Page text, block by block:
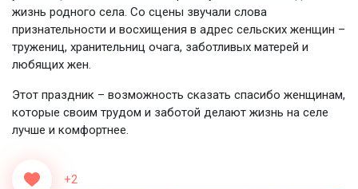
жизнь родного села. Со сцены звучали слова
признательности и восхищения в адрес сельских женщин –
тружениц, хранительниц очага, заботливых матерей и
любящих жен.
Этот праздник – возможность сказать спасибо женщинам,
которые своим трудом и заботой делают жизнь на селе
лучше и комфортнее.
+2